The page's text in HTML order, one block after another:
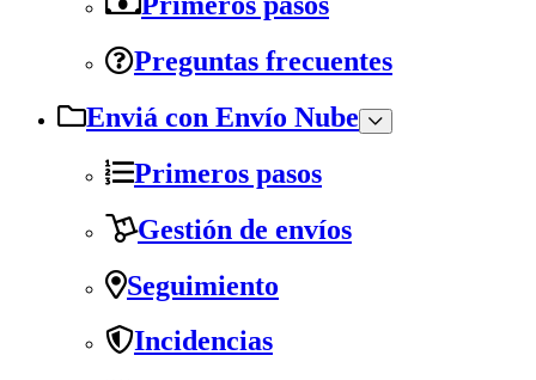
Preguntas frecuentes
Enviá con Envío Nube
Primeros pasos
Gestión de envíos
Seguimiento
Incidencias